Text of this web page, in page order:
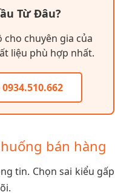
Từ Đâu?
chuyên gia của
liệu phù hợp nhất.
bán hàng
tin. Chọn sai kiểu gấp